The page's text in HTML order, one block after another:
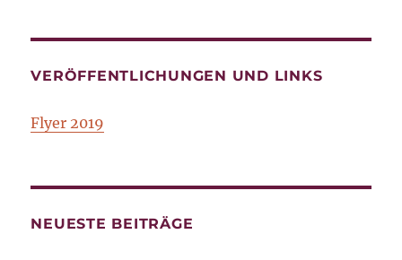
VERÖFFENTLICHUNGEN UND LINKS
Flyer 2019
NEUESTE BEITRÄGE